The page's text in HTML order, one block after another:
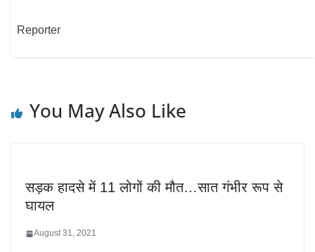
Reporter
You May Also Like
सड़क हादसे में 11 लोगों की मौत…सात गंभीर रूप से
घायल
August 31, 2021